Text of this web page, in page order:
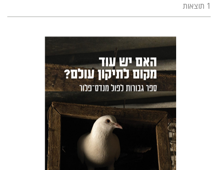
1 תוצאות
שרון ליבנה בנימין פולק אור שרף